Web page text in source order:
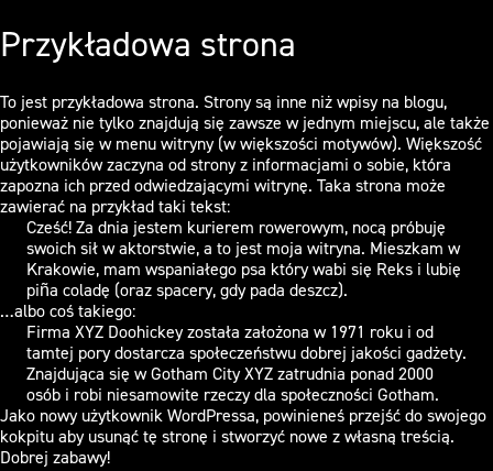
Przykładowa strona
To jest przykładowa strona. Strony są inne niż wpisy na blogu,
ponieważ nie tylko znajdują się zawsze w jednym miejscu, ale także
pojawiają się w menu witryny (w większości motywów). Większość
użytkowników zaczyna od strony z informacjami o sobie, która
zapozna ich przed odwiedzającymi witrynę. Taka strona może
zawierać na przykład taki tekst:
Cześć! Za dnia jestem kurierem rowerowym, nocą próbuję
swoich sił w aktorstwie, a to jest moja witryna. Mieszkam w
Krakowie, mam wspaniałego psa który wabi się Reks i lubię
piña coladę (oraz spacery, gdy pada deszcz).
…albo coś takiego:
Firma XYZ Doohickey została założona w 1971 roku i od
tamtej pory dostarcza społeczeństwu dobrej jakości gadżety.
Znajdująca się w Gotham City XYZ zatrudnia ponad 2000
osób i robi niesamowite rzeczy dla społeczności Gotham.
Jako nowy użytkownik WordPressa, powinieneś przejść doswojego
kokpituaby usunąć tę stronę i stworzyć nowe z własną treścią.
Dobrej zabawy!